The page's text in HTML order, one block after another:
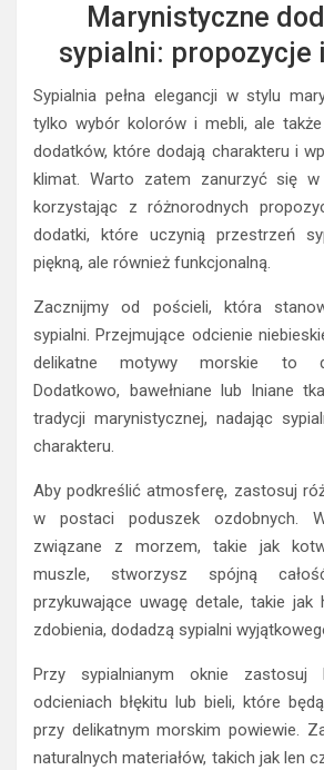
Marynistyczne
sypialni: propozycje
Sypialnia pełna elegancji w stylu
tylko wybór kolorów i mebli, ale
dodatków, które dodają charakteru i
klimat. Warto zatem zanurzyć się w
korzystając z różnorodnych
dodatki, które uczynią przestrzeń
piękną, ale również funkcjonalną.
Zacznijmy od pościeli, która
sypialni. Przejmujące odcienie
delikatne motywy morskie to
Dodatkowo, bawełniane lub lniane
tradycji marynistycznej, nadając
charakteru.
Aby podkreślić atmosferę, zastosuj
w postaci poduszek ozdobnych.
związane z morzem, takie jak
muszle, stworzysz spójną
przykuwające uwagę detale, takie jak
zdobienia, dodadzą sypialni
Przy sypialnianym oknie zastosuj
odcieniach błękitu lub bieli, które
przy delikatnym morskim powiewie.
naturalnych materiałów, takich jak len